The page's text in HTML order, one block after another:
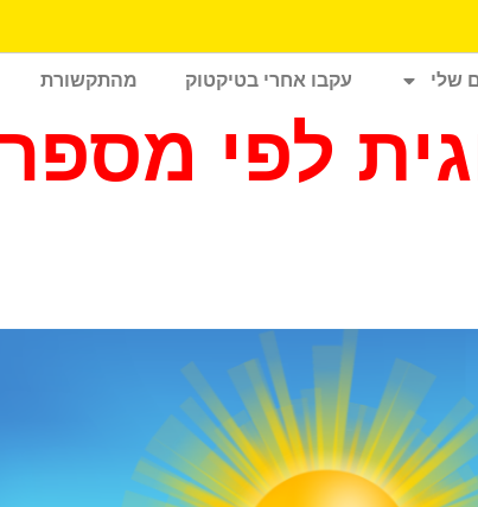
שלי עקבו אחרי בטיקטוק מהתקשורת
לפי